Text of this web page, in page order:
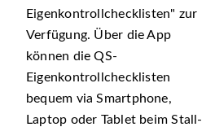
Eigenkontrollchecklisten
zur
Verfügung. Über die App
können die QS-
Eigenkontrollchecklisten
bequem via Smartphone,
Laptop oder Tablet beim Stall-